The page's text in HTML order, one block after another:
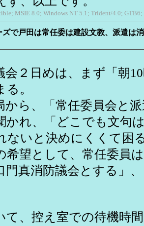
MSIE 8.0; Windows NT 5.1; Trident/4.0;
で戸田は常任委は建設文教、派遣は
２日めは、まず「朝
。
ら、「常任委員会と
かれ、「どこでも文句
ないと決めにくくて困
希望として、常任委員
門真消防議会とする」
、控え室での待機時